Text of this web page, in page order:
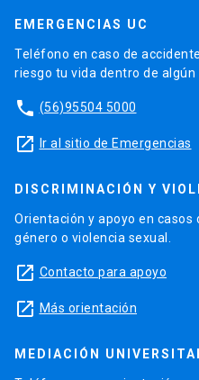
EMERGENCIAS UC
Teléfono en caso de
riesgo tu vida dentro de algún
phone (56)95504 5000
launch Ir al sitio de Emergencias
DISCRIMINACIÓN Y
Orientación y apoyo en
género o violencia sexual.
launch Contacto para apoyo
launch Más orientación
MEDIACIÓN